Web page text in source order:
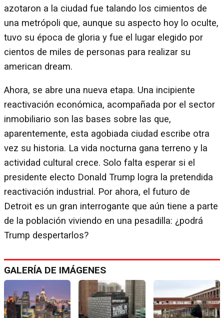
azotaron a la ciudad fue talando los cimientos de
una metrópoli que, aunque su aspecto hoy lo oculte,
tuvo su época de gloria y fue el lugar elegido por
cientos de miles de personas para realizar su
american dream.
Ahora, se abre una nueva etapa. Una incipiente
reactivación económica, acompañada por el sector
inmobiliario son las bases sobre las que,
aparentemente, esta agobiada ciudad escribe otra
vez su historia. La vida nocturna gana terreno y la
actividad cultural crece. Solo falta esperar si el
presidente electo Donald Trump logra la pretendida
reactivación industrial. Por ahora, el futuro de
Detroit es un gran interrogante que aún tiene a parte
de la población viviendo en una pesadilla: ¿podrá
Trump despertarlos?
GALERÍA DE IMÁGENES